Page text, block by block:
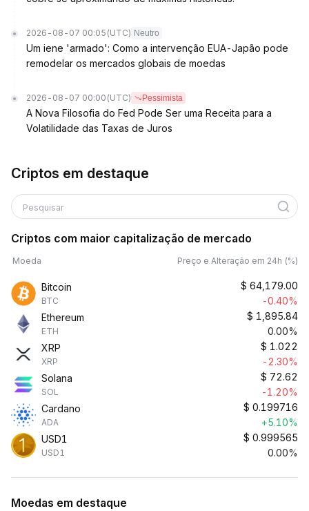
2026-08-07 00:05 (UTC) Neutro
Um iene 'armado': Como a intervenção EUA-Japão pode
remodelar os mercados globais de moedas
2026-08-07 00:00 (UTC) Pessimista
A Nova Filosofia do Fed Pode Ser uma Receita para a
Volatilidade das Taxas de Juros
Criptos em destaque
Pesquisar
Criptos com maior capitalização de mercado
Moeda Preço e Alteração em 24h (%)
Bitcoin
BTC
$ 64,179.00
-0.40%
Ethereum
ETH
$ 1,895.84
0.00%
XRP
XRP
$ 1.022
-2.30%
Solana
SOL
$ 72.62
-1.20%
Cardano
ADA
$ 0.199716
+5.10%
USD1
USD1
$ 0.999565
0.00%
Moedas em destaque